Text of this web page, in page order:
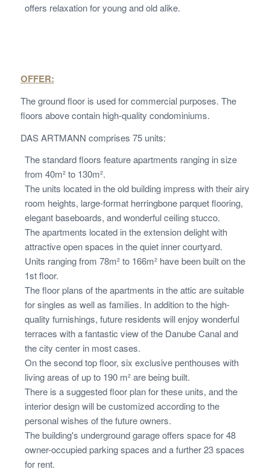
offers relaxation for young and old alike.
OFFER:
The ground floor is used for commercial purposes. The
floors above contain high-quality condominiums.
DAS ARTMANN comprises 75 units:
The standard floors feature apartments ranging in size
from 40m² to 130m².
The units located in the old building impress with their airy
room heights, large-format herringbone parquet flooring,
elegant baseboards, and wonderful ceiling stucco.
The apartments located in the extension delight with
attractive open spaces in the quiet inner courtyard.
Units ranging from 78m² to 166m² have been built on the
1st floor.
The floor plans of the apartments in the attic are suitable
for singles as well as families. In addition to the high-
quality furnishings, future residents will enjoy wonderful
terraces with a fantastic view of the Danube Canal and
the city center in most cases.
On the second top floor, six exclusive penthouses with
living areas of up to 190 m² are being built.
There is a suggested floor plan for these units, and the
interior design will be customized according to the
personal wishes of the future owners.
The building's underground garage offers space for 48
owner-occupied parking spaces and a further 23 spaces
for rent.